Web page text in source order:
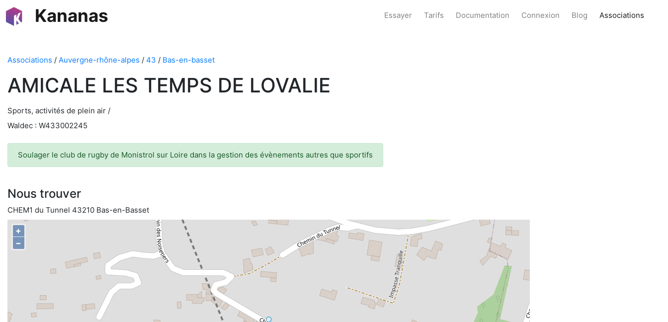
Kananas Essayer Tarifs Documentation Connexion Blog Associations
Associations / Auvergne-rhône-alpes / 43 / Bas-en-basset
AMICALE LES TEMPS DE LOVALIE
Sports, activités de plein air /
Waldec : W433002245
Soulager le club de rugby de Monistrol sur Loire dans la gestion des évènements autres que sportifs
Nous trouver
CHEM1 du Tunnel 43210 Bas-en-Basset
+
−